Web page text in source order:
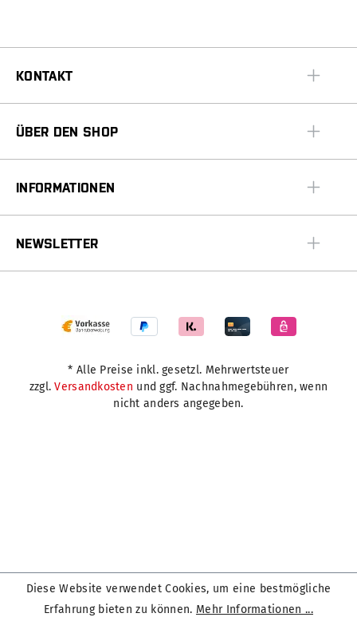
KONTAKT
ÜBER DEN SHOP
INFORMATIONEN
NEWSLETTER
* Alle Preise inkl. gesetzl. Mehrwertsteuer
zzgl.Versandkosten und ggf. Nachnahmegebühren, wenn
nicht anders angegeben.
Diese Website verwendet Cookies, um eine bestmögliche
Erfahrung bieten zu können. Mehr Informationen ...